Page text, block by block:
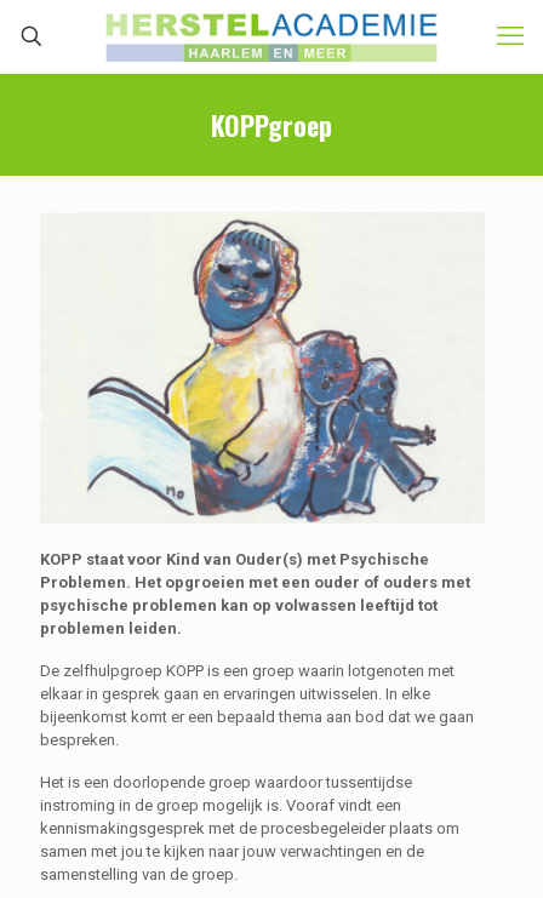
KOPPgroep
KOPP staat voor Kind van Ouder(s) met Psychische
Problemen. Het opgroeien met een ouder of ouders met
psychische problemen kan op volwassen leeftijd tot
problemen leiden.
De zelfhulpgroep KOPP is een groep waarin lotgenoten met
elkaar in gesprek gaan en ervaringen uitwisselen. In elke
bijeenkomst komt er een bepaald thema aan bod dat we gaan
bespreken.
Het is een doorlopende groep waardoor tussentijdse
instroming in de groep mogelijk is. Vooraf vindt een
kennismakingsgesprek met de procesbegeleider plaats om
samen met jou te kijken naar jouw verwachtingen en de
samenstelling van de groep.